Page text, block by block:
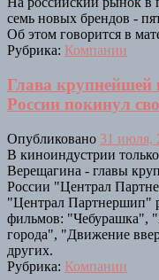
семь новых брендов -
Об этом говорится в
Рубрика: Компании
Глава крупнейшей
России покинул
Опубликовано 31 июля,
В киноиндустрии
Верещагина - главы
России "Централ
"Централ Партнершип"
фильмов: "Чебурашка",
города", "Движение
других.
Рубрика: Компании